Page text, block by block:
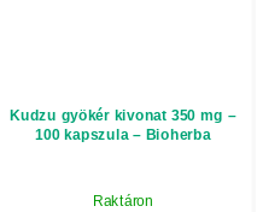
Kudzu gyökér kivonat 350 mg –
100 kapszula – Bioherba
Raktáron